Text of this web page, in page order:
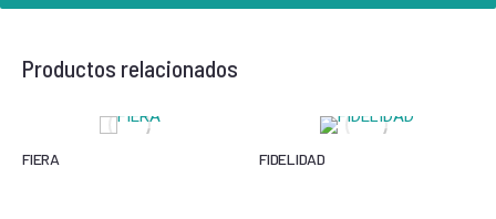
Productos relacionados
FIERA FIDELIDAD